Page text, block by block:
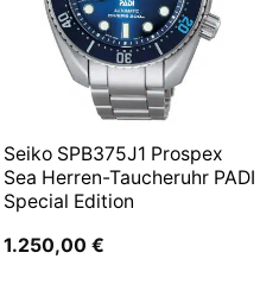
Seiko SPB375J1 Prospex
Sea Herren-Taucheruhr PADI
Special Edition
1.250,00€